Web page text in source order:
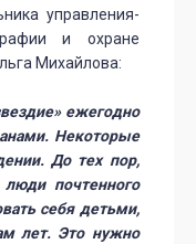
управления-
и охране
Михайлова:
ежегодно
Некоторые
До тех пор,
почтенного
себя детьми,
лет. Это нужно